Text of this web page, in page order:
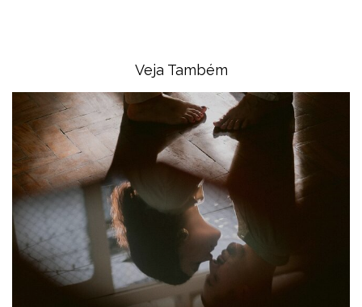
Veja Também